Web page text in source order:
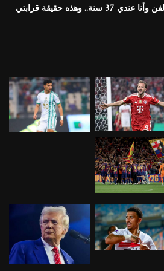
مريم سعيد صالح: دخلت الفن وأنا عندي 37 سنة.. وهذه حقيقة قرابتي